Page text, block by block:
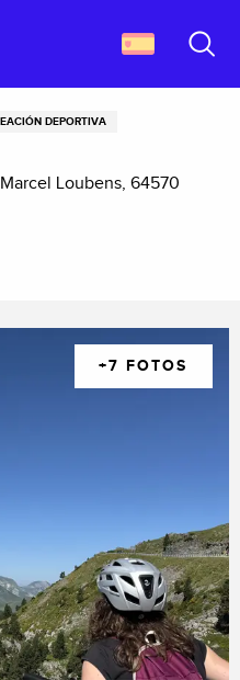
DEPORTIVA
Loubens, 64570
+7 FOTOS